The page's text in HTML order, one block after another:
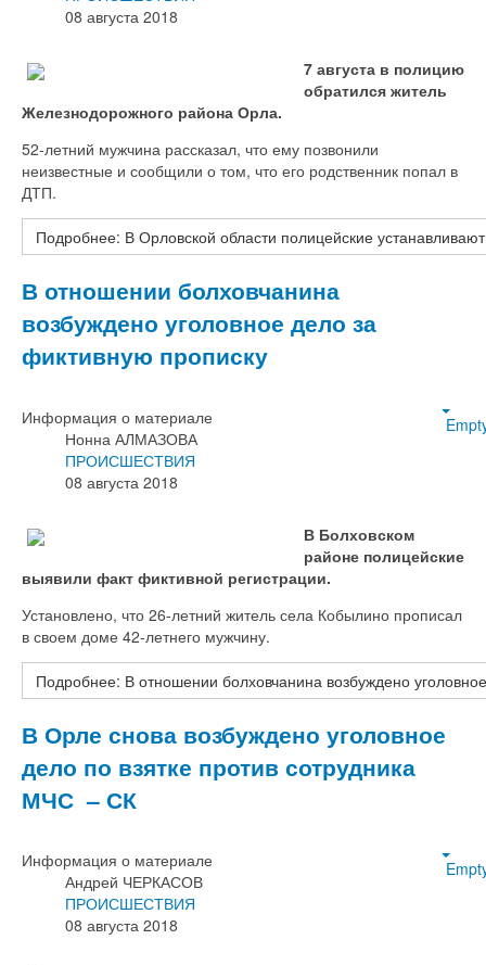
08 августа 2018
7 августа в полицию
обратился житель
Железнодорожного района Орла.
52-летний мужчина рассказал, что ему позвонили
неизвестные и сообщили о том, что его родственник попал в
ДТП.
Подробнее: В Орловской области полицейские
В отношении болховчанина
возбуждено уголовное дело за
фиктивную прописку
Информация о материале
Нонна АЛМАЗОВА
ПРОИСШЕСТВИЯ
08 августа 2018
В Болховском
районе полицейские
выявили факт фиктивной регистрации.
Установлено, что 26-летний житель села Кобылино прописал
в своем доме 42-летнего мужчину.
Подробнее: В отношении болховчанина возбуждено
В Орле снова возбуждено уголовное
дело по взятке против сотрудника
МЧС – СК
Информация о материале
Андрей ЧЕРКАСОВ
ПРОИСШЕСТВИЯ
08 августа 2018